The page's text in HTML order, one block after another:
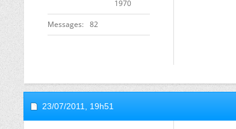
1970
Messages 82
23/07/2011, 19h51